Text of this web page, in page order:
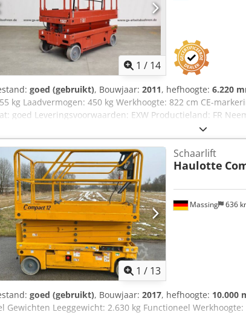
1 / 14
goed (gebruikt), Bouwjaar: 2011, hefhoogte: 6.220
kg Laadvermogen: 450 kg Werkhoogte: 822 cm CE-
goed Leveringsvoorwaarden: EXW Productieland: FR
informatie. Fabrikant: Haulotte Type: Compact 8W
werkhoogte: 8,22 m Platformhoogte: 6,22 m
kg Platformafmetingen LxB: 2,31 x 1,21 m Platformlengte
x 1,22 m Hoogte in transportstand met leuning: 2,15 m
tot werkhoogte: 8,22 m Bodemvrijheid: 0,06 m
nee Eigen gewicht: 1.950 kg / 2055 kg
valbeveiligingssystemen (PBM) aanwezig Opmerking:
buishouder. Dedpfx Afeznxaioweck Locatie: 41468 Neuss
1 / 13
Massing 636
Schaarlift
Haulotte
goed (gebruikt), Bouwjaar: 2017, hefhoogte: 10.000
Gewichten Leeggewicht: 2.630 kg Functioneel